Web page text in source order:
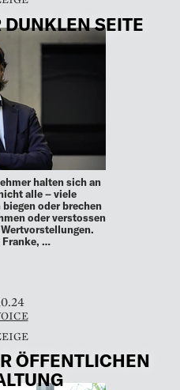
DUNKLEN SEITE
halten sich an
alle – viele
oder brechen
oder verstossen
Franke, …
ÖFFENTLICHEN